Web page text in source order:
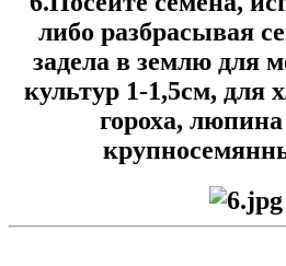
либо разбрасывая
задела в землю для
культур 1-1,5см, для
гороха,